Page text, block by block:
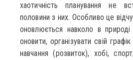
хаотичність планування не
половини з них. Особливо це
оновлюється навколо в
оновити, організувати свій
навчання (розвиток), хобі,